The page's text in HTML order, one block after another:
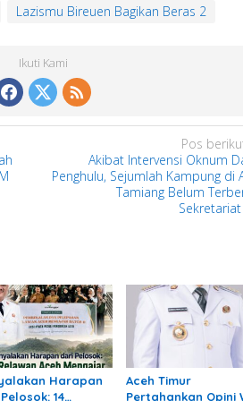
Lazismu Bireuen Bagikan Beras 2
Ikuti Kami
Pos
Akibat Intervensi Oknum
Penghulu, Sejumlah Kampung di
Tamiang Belum
Sekretariat
Harapan
14
Aceh Timur
Pertahankan Opini